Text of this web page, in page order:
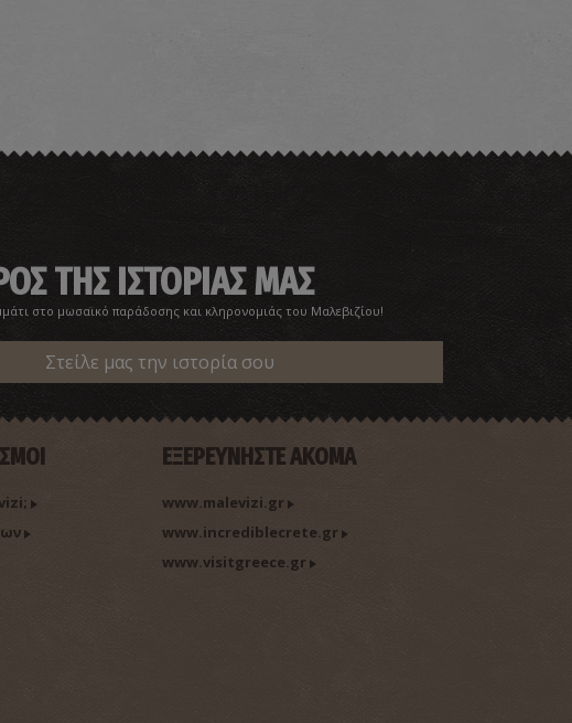
ΤΗΣ ΙΣΤΟΡΙΑΣ ΜΑΣ
στο μωσαϊκό παράδοσης και κληρονομιάς του Μαλεβιζίου!
Στείλε μας την ιστορία σου
ΕΞΕΡΕΥΝΗΣΤΕ ΑΚΟΜΑ
www.malevizi.gr
www.incrediblecrete.gr
www.visitgreece.gr